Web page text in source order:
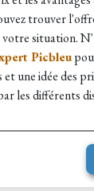
trouver
votre situation.
Picbleu
une idée des
les différents